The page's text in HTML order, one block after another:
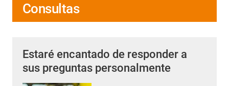
Consultas
Estaré encantado de responder a
sus preguntas personalmente